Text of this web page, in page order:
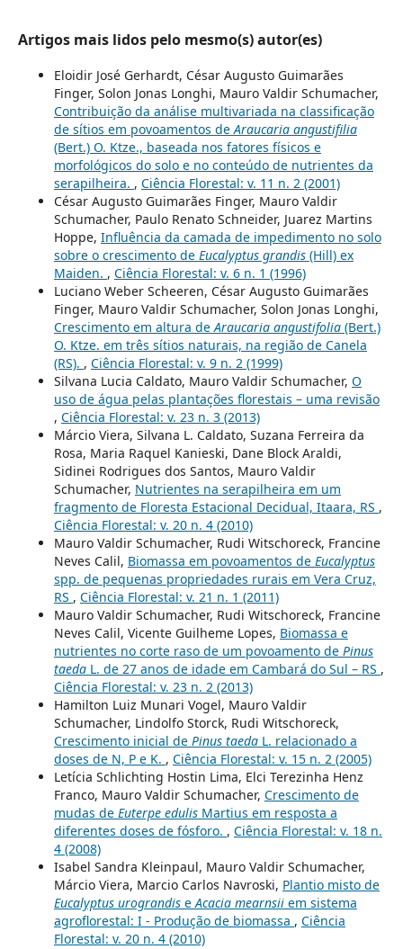
Artigos mais lidos pelo mesmo(s) autor(es)
Eloidir José Gerhardt, César Augusto Guimarães
Finger, Solon Jonas Longhi, Mauro Valdir Schumacher,
Contribuição da análise multivariada na classificação
de sítios em povoamentos deAraucaria angustifilia
(Bert.) O. Ktze., baseada nos fatores físicos e
morfológicos do solo e no conteúdo de nutrientes da
serapilheira. , Ciência Florestal: v. 11 n. 2 (2001)
César Augusto Guimarães Finger, Mauro Valdir
Schumacher, Paulo Renato Schneider, Juarez Martins
Hoppe, Influência da camada de impedimento no solo
sobre o crescimento de Eucalyptus grandis(Hill) ex
Maiden. , Ciência Florestal: v. 6 n. 1 (1996)
Luciano Weber Scheeren, César Augusto Guimarães
Finger, Mauro Valdir Schumacher, Solon Jonas Longhi,
Crescimento em altura deAraucaria angustifolia(Bert.)
O. Ktze. em três sítios naturais, na região de Canela
(RS). , Ciência Florestal: v. 9 n. 2 (1999)
Silvana Lucia Caldato, Mauro Valdir Schumacher, O
uso de água pelas plantações florestais – uma revisão
, Ciência Florestal: v. 23 n. 3 (2013)
Márcio Viera, Silvana L. Caldato, Suzana Ferreira da
Rosa, Maria Raquel Kanieski, Dane Block Araldi,
Sidinei Rodrigues dos Santos, Mauro Valdir
Schumacher, Nutrientes na serapilheira em um
fragmento de Floresta Estacional Decidual, Itaara, RS ,
Ciência Florestal: v. 20 n. 4 (2010)
Mauro Valdir Schumacher, Rudi Witschoreck, Francine
Neves Calil, Biomassa em povoamentos de Eucalyptus
spp. de pequenas propriedades rurais em Vera Cruz,
RS , Ciência Florestal: v. 21 n. 1 (2011)
Mauro Valdir Schumacher, Rudi Witschoreck, Francine
Neves Calil, Vicente Guilheme Lopes, Biomassa e
nutrientes no corte raso de um povoamento de Pinus
taeda L. de 27 anos de idade em Cambará do Sul – RS ,
Ciência Florestal: v. 23 n. 2 (2013)
Hamilton Luiz Munari Vogel, Mauro Valdir
Schumacher, Lindolfo Storck, Rudi Witschoreck,
Crescimento inicial de Pinus taedaL. relacionado a
doses de N, P e K. , Ciência Florestal: v. 15 n. 2 (2005)
Letícia Schlichting Hostin Lima, Elci Terezinha Henz
Franco, Mauro Valdir Schumacher, Crescimento de
mudas de Euterpe edulisMartius em resposta a
diferentes doses de fósforo. , Ciência Florestal: v. 18 n.
4 (2008)
Isabel Sandra Kleinpaul, Mauro Valdir Schumacher,
Márcio Viera, Marcio Carlos Navroski, Plantio misto de
Eucalyptus urograndiseAcacia mearnsiiem sistema
agroflorestal: I - Produção de biomassa , Ciência
Florestal: v. 20 n. 4 (2010)